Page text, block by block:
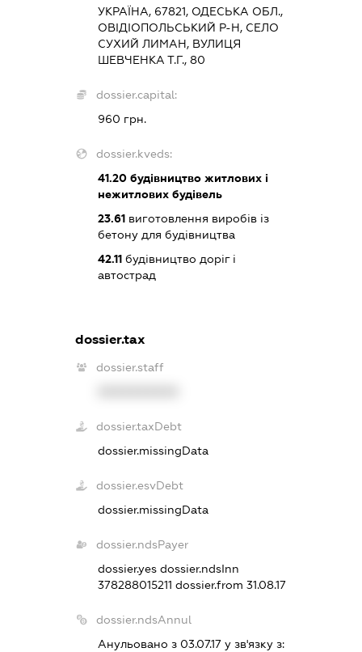
УКРАЇНА, 67821, ОДЕСЬКА ОБЛ.,
ОВІДІОПОЛЬСЬКИЙ Р-Н, СЕЛО
СУХИЙ ЛИМАН, ВУЛИЦЯ
ШЕВЧЕНКА Т.Г., 80
dossier.capital:
960 грн.
dossier.kveds:
41.20 будівництво житлових і
нежитлових будівель
23.61 виготовлення виробів із
бетону для будівництва
42.11 будівництво доріг і
автострад
dossier.tax
dossier.staff
dossier.taxDebt
dossier.missingData
dossier.esvDebt
dossier.missingData
dossier.ndsPayer
dossier.yesdossier.ndsInn
378288015211dossier.from 31.08.17
dossier.ndsAnnul
Анульовано з 03.07.17 у зв'язку з: